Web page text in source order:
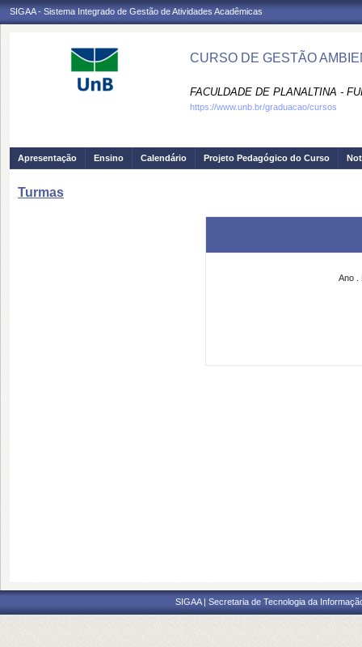
SIGAA - Sistema Integrado de Gestão de Atividades Acadêmicas
CURSO DE GESTÃO
FACULDADE DE PLANALTINA -
https://www.unb.br/graduacao/cursos
Apresentação Ensino Calendário Projeto Pedagógico do Curso
Turmas
Ano
SIGAA | Secretaria de Tecnologia da